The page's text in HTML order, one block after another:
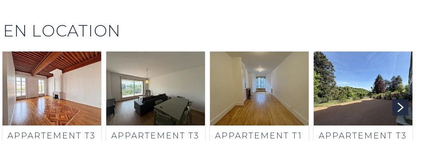
LOCATION
APPARTEMENT T3
APPARTEMENT T3
APPARTEMENT T1
APPARTEMENT T3